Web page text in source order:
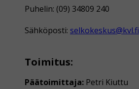
Puhelin: (09) 34809 240
Sähköposti: selkokeskus@kvl.fi
Toimitus:
Päätoimittaja: Petri Kiuttu